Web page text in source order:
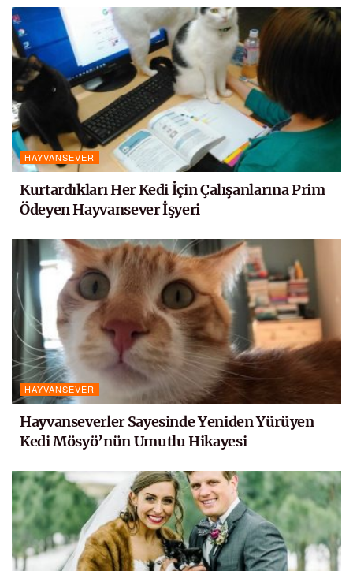
HAYVANSEVER
Kurtardıkları Her Kedi İçin Çalışanlarına Prim
Ödeyen Hayvansever İşyeri
HAYVANSEVER
Hayvanseverler Sayesinde Yeniden Yürüyen
Kedi Mösyö’nün Umutlu Hikayesi